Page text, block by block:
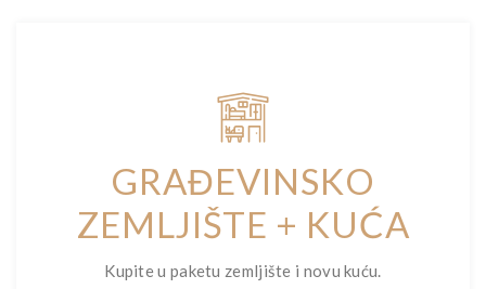
GRAĐEVINSKO
ZEMLJIŠTE + KUĆA
Kupite u paketu zemljište i novu kuću.